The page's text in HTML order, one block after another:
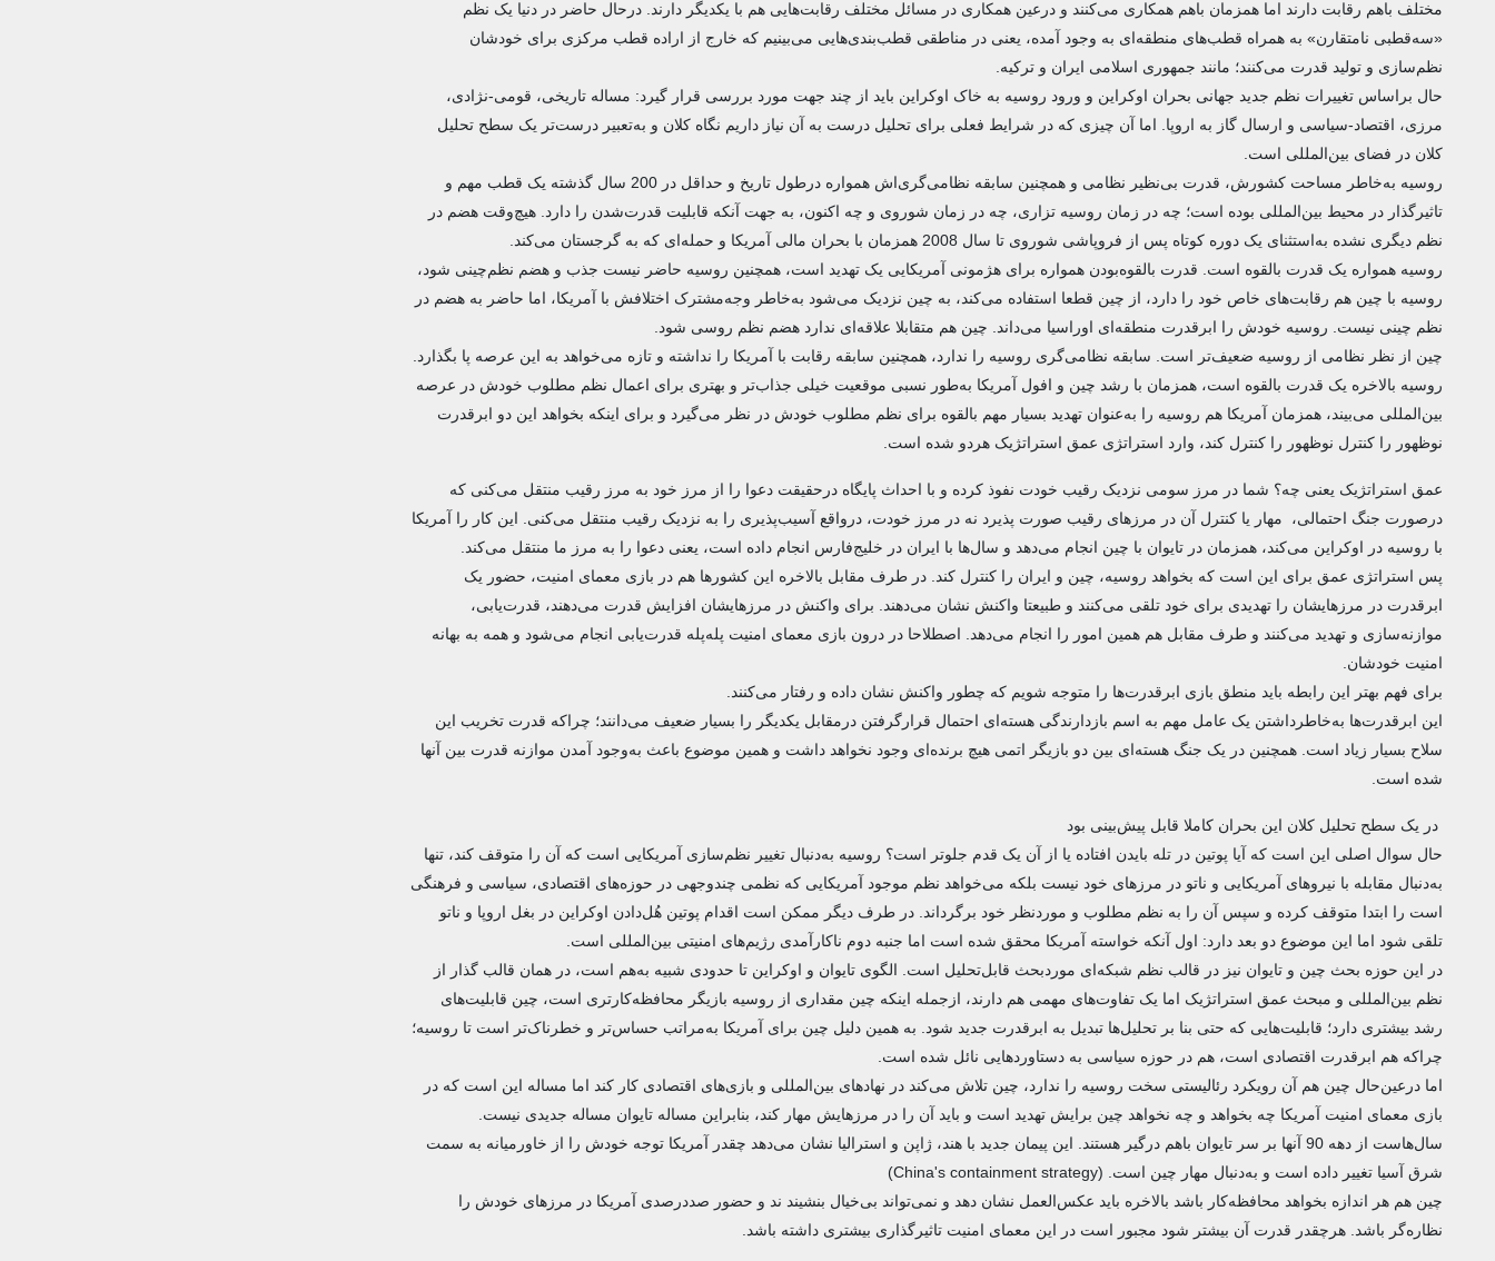
مختلف باهم رقابت دارند اما همزمان باهم همکاری می‌کنند و درعین همکاری در مسائل مختلف رقابت‌هایی هم با یکدیگر دارند. درحال حاضر در دنیا یک نظم
«سه‌قطبی نامتقارن» به همراه قطب‌های منطقه‌ای به وجود آمده، یعنی در مناطقی قطب‌بندی‌هایی می‌بینیم که خارج از اراده قطب مرکزی برای خودشان
نظم‌سازی و تولید قدرت می‌کنند؛ مانند جمهوری اسلامی ایران و ترکیه.
حال براساس تغییرات نظم جدید جهانی بحران اوکراین و ورود روسیه به خاک اوکراین باید از چند جهت مورد بررسی قرار گیرد: مساله تاریخی، قومی-نژادی،
مرزی، اقتصاد-سیاسی و ارسال گاز به اروپا. اما آن چیزی که در شرایط فعلی برای تحلیل درست به آن نیاز داریم نگاه کلان و به‌تعبیر درست‌تر یک سطح تحلیل
کلان در فضای بین‌المللی است.
روسیه به‌خاطر مساحت کشورش، قدرت بی‌نظیر نظامی و همچنین سابقه نظامی‌گری‌اش همواره درطول تاریخ و حداقل در 200 سال گذشته یک قطب مهم و
تاثیرگذار در محیط بین‌المللی بوده است؛ چه در زمان روسیه تزاری، چه در زمان شوروی و چه اکنون، به جهت آنکه قابلیت قدرت‌شدن را دارد. هیچ‌وقت هضم در
نظم دیگری نشده به‌استثنای یک دوره کوتاه پس از فروپاشی شوروی تا سال 2008 همزمان با بحران مالی آمریکا و حمله‌ای که به گرجستان می‌کند.
روسیه همواره یک قدرت بالقوه است. قدرت بالقوه‌بودن همواره برای هژمونی آمریکایی یک تهدید است، همچنین روسیه حاضر نیست جذب و هضم نظم‌چینی شود،
روسیه با چین هم رقابت‌های خاص خود را دارد، از چین قطعا استفاده می‌کند، به چین نزدیک می‌شود به‌خاطر وجه‌مشترک اختلافش با آمریکا، اما حاضر به هضم در
نظم چینی نیست. روسیه خودش را ابرقدرت منطقه‌ای اوراسیا می‌داند. چین هم متقابلا علاقه‌ای ندارد هضم نظم روسی شود.
چین از نظر نظامی از روسیه ضعیف‌تر است. سابقه نظامی‌گری روسیه را ندارد، همچنین سابقه رقابت با آمریکا را نداشته و تازه می‌خواهد به این عرصه پا بگذارد.
روسیه بالاخره یک قدرت بالقوه است، همزمان با رشد چین و افول آمریکا به‌طور نسبی موقعیت خیلی جذاب‌تر و بهتری برای اعمال نظم مطلوب خودش در عرصه
بین‌المللی می‌بیند، همزمان آمریکا هم روسیه را به‌عنوان تهدید بسیار مهم بالقوه برای نظم مطلوب خودش در نظر می‌گیرد و برای اینکه بخواهد این دو ابرقدرت
نوظهور را کنترل نوظهور را کنترل کند، وارد استراتژی عمق استراتژیک هردو شده است.
عمق استراتژیک یعنی چه؟ شما در مرز سومی نزدیک رقیب خودت نفوذ کرده و با احداث پایگاه درحقیقت دعوا را از مرز خود به مرز رقیب منتقل می‌کنی که
درصورت جنگ احتمالی، مهار یا کنترل آن در مرزهای رقیب صورت پذیرد نه در مرز خودت، درواقع آسیب‌پذیری را به نزدیک رقیب منتقل می‌کنی. این کار را آمریکا
با روسیه در اوکراین می‌کند، همزمان در تایوان با چین انجام می‌دهد و سال‌ها با ایران در خلیج‌فارس انجام داده است، یعنی دعوا را به مرز ما منتقل می‌کند.
پس استراتژی عمق برای این است که بخواهد روسیه، چین و ایران را کنترل کند. در طرف مقابل بالاخره این کشورها هم در بازی معمای امنیت، حضور یک
ابرقدرت در مرزهایشان را تهدیدی برای خود تلقی می‌کنند و طبیعتا واکنش نشان می‌دهند. برای واکنش در مرزهایشان افزایش قدرت می‌دهند، قدرت‌یابی،
موازنه‌سازی و تهدید می‌کنند و طرف مقابل هم همین امور را انجام می‌دهد. اصطلاحا در درون بازی معمای امنیت پله‌پله قدرت‌یابی انجام می‌شود و همه به بهانه
امنیت خودشان.
برای فهم بهتر این رابطه باید منطق بازی ابرقدرت‌ها را متوجه شویم که چطور واکنش نشان داده و رفتار می‌کنند.
این ابرقدرت‌ها به‌خاطرداشتن یک عامل مهم به اسم بازدارندگی هسته‌ای احتمال قرارگرفتن درمقابل یکدیگر را بسیار ضعیف می‌دانند؛ چراکه قدرت تخریب این
سلاح بسیار زیاد است. همچنین در یک جنگ هسته‌ای بین دو بازیگر اتمی هیچ برنده‌ای وجود نخواهد داشت و همین موضوع باعث به‌وجود آمدن موازنه قدرت بین آنها
شده است.
در یک سطح تحلیل کلان این بحران کاملا قابل پیش‌بینی بود
حال سوال اصلی این است که آیا پوتین در تله بایدن افتاده یا از آن یک قدم جلوتر است؟ روسیه به‌دنبال تغییر نظم‌سازی آمریکایی است که آن ‌را متوقف کند، تنها
به‌دنبال مقابله با نیروهای آمریکایی و ناتو در مرزهای خود نیست بلکه می‌خواهد نظم موجود آمریکایی که نظمی چندوجهی در حوزه‌های اقتصادی، سیاسی و فرهنگی
است را ابتدا متوقف کرده و سپس آن‌ را به نظم مطلوب و مورد‌نظر خود برگرداند. در طرف دیگر ممکن است اقدام پوتین هُل‌دادن اوکراین در بغل اروپا و ناتو
تلقی شود اما این موضوع دو بعد دارد: اول آنکه خواسته آمریکا محقق شده است اما جنبه دوم ناکارآمدی رژیم‌های امنیتی بین‌المللی است.
در این حوزه بحث چین و تایوان نیز در قالب نظم شبکه‌ای موردبحث قابل‌تحلیل است. الگوی تایوان و اوکراین تا حدودی شبیه به‌هم است، در همان قالب گذار از
نظم بین‌المللی و مبحث عمق استراتژیک اما یک تفاوت‌های مهمی هم دارند، ازجمله اینکه چین مقداری از روسیه بازیگر محافظه‌کارتری است، چین قابلیت‌های
رشد بیشتری دارد؛ قابلیت‌هایی که حتی بنا بر تحلیل‌ها تبدیل به ابرقدرت جدید شود. به همین دلیل چین برای آمریکا به‌مراتب حساس‌تر و خطرناک‌تر است تا روسیه؛
چراکه هم ابرقدرت اقتصادی است، هم در حوزه سیاسی به دستاوردهایی نائل شده است.
اما درعین‌حال چین هم آن رویکرد رئالیستی سخت روسیه را ندارد، چین تلاش می‌کند در نهادهای بین‌المللی و بازی‌های اقتصادی کار کند اما مساله این است که در
بازی معمای امنیت آمریکا چه بخواهد و چه نخواهد چین برایش تهدید است و باید آن‌ را در مرز‌هایش مهار کند، بنابراین مساله تایوان مساله جدیدی نیست.
سال‌هاست از دهه 90 آنها بر سر تایوان باهم درگیر هستند. این پیمان جدید با هند، ژاپن و استرالیا نشان می‌دهد چقدر آمریکا توجه خودش را از خاورمیانه به سمت
شرق آسیا تغییر داده است و به‌دنبال مهار چین است. (China's containment strategy)
چین هم هر اندازه بخواهد محافظه‌کار باشد بالاخره باید عکس‌العمل نشان دهد و نمی‌تواند بی‌خیال بنشیند ند و حضور صددرصدی آمریکا در مرزهای خودش را
نظاره‌گر باشد. هرچقدر قدرت آن بیشتر شود مجبور است در این معمای امنیت تاثیرگذاری بیشتری داشته باشد.